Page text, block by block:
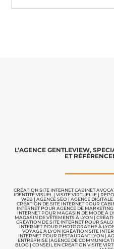
L’AGENCE GENTLEVIEW,
ET
CRÉATION SITE INTERNET CABINET
IDENTITÉ VISUEL | VISITE VIRTUELLE|
WEB| AGENCE SEO | AGENCE DIGITALE
CRÉATION DE SITE INTERNET POUR
INTERNET POUR AGENCE DE
INTERNET POUR MAGASIN DE MODE À
MAGASIN DE VÊTEMENTS À LYON |
CRÉATION DE SITE INTERNET POUR
INTERNET POUR PHOTOGRAPHE À
VOYAGE À LYON|CRÉATION SITE
INTERNET POUR RESTAURANT LYON|
ENTREPRISE |AGENCE DE
BLOG| CONSEIL EN CRÉATION VISITE